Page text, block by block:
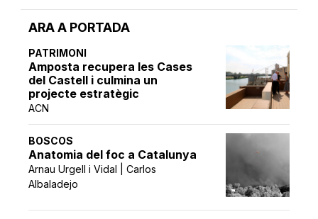
ARA A PORTADA
PATRIMONI
Amposta recupera les Cases
del Castell i culmina un
projecte estratègic
ACN
BOSCOS
Anatomia del foc a Catalunya
Arnau Urgell i Vidal | Carlos
Albaladejo